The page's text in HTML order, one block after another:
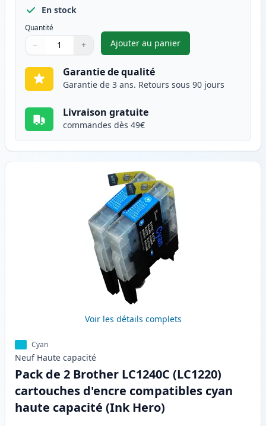
En stock
Quantité
Quantité
Utilisez les boutons pour ajuster
− +
Quantité
Ajouter au panier
,Pack de 2 Brother
Garantie de qualité
Garantie de 3 ans. Retours sous 90 jours
Livraison gratuite
commandes dès 49€
Voir les détails complets
Cyan
Neuf Haute capacité
Pack de 2 Brother LC1240C (LC1220)
cartouches d'encre compatibles cyan
haute capacité (Ink Hero)